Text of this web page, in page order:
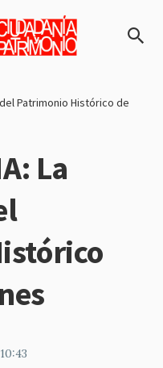
del Patrimonio Histórico de
La